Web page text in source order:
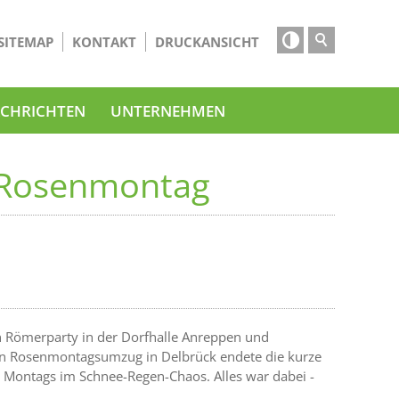

KONTAKT DRUCKANSICHT
UNTERNEHMEN
in der Dorfhalle Anreppen und
in Delbrück endete die kurze
im Schnee-Regen-Chaos. Alles war dabei -